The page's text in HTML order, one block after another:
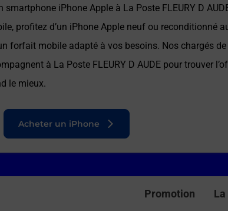
smartphone iPhone Apple à La Poste FLEURY D
profitez d’un iPhone Apple neuf ou reconditionné
forfait mobile adapté à vos besoins. Nos chargés de
à La Poste FLEURY D AUDE pour trouver
le mieux.
Acheter un iPhone
Promotion